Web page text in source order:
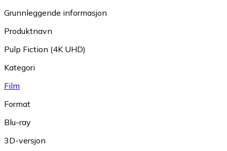
Grunnleggende informasjon
Produktnavn
Pulp Fiction (4K UHD)
Kategori
Film
Format
Blu-ray
3D-versjon